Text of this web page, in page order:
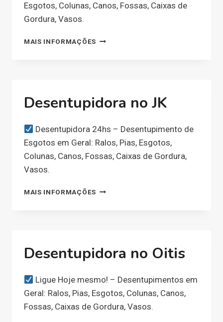
Esgotos, Colunas, Canos, Fossas, Caixas de
Gordura, Vasos.
MAIS INFORMAÇÕESDESENTUPIDORA
Desentupidora no JK
Desentupidora 24hs – Desentupimento de
Esgotos em Geral: Ralos, Pias, Esgotos,
Colunas, Canos, Fossas, Caixas de Gordura,
Vasos.
MAIS INFORMAÇÕESDESENTUPIDORA
Desentupidora no Oitis
Ligue Hoje mesmo! – Desentupimentos em
Geral: Ralos, Pias, Esgotos, Colunas, Canos,
Fossas, Caixas de Gordura, Vasos.